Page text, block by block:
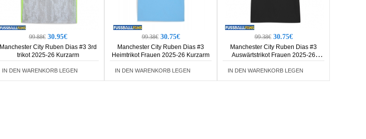
99.88€ 30.95€
Manchester City Ruben Dias #3 3rd
trikot 2025-26 Kurzarm
IN DEN WARENKORB LEGEN
99.38€ 30.75€
Manchester City Ruben Dias #3
Heimtrikot Frauen 2025-26 Kurzarm
IN DEN WARENKORB LEGEN
99.38€ 30.75€
Manchester City Ruben Dias #3
Auswärtstrikot Frauen 2025-26
Kurzarm
IN DEN WARENKORB LEGEN